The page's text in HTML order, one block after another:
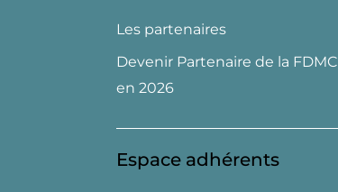
Les partenaires
Devenir Partenaire de la FDMC
en 2026
Espace adhérents